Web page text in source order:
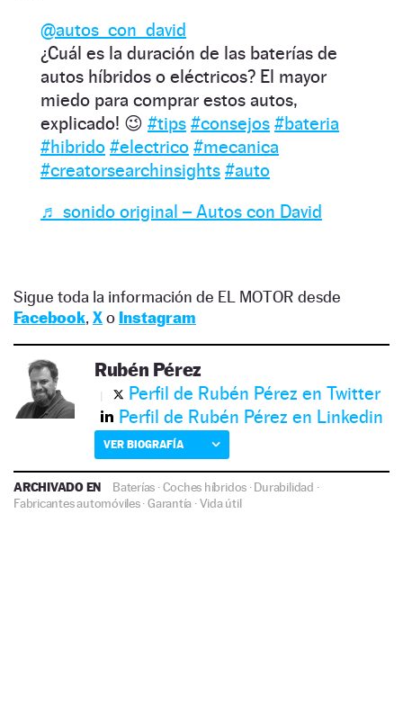
@autos_con_david
¿Cuál es la duración de las baterías de
autos híbridos o eléctricos? El mayor
miedo para comprar estos autos,
explicado! 😉 #tips #consejos #bateria
#hibrido #electrico #mecanica
#creatorsearchinsights #auto
♬ sonido original – Autos con David
Sigue toda la información de EL MOTOR desde
Facebook, Xo Instagram
Rubén Pérez
Perfil de Rubén Pérez en Twitter
Perfil de Rubén Pérez en Linkedin
VER BIOGRAFÍA
ARCHIVADO EN Baterías ·Coches híbridos ·Durabilidad ·
Fabricantes automóviles·Garantía ·Vida útil